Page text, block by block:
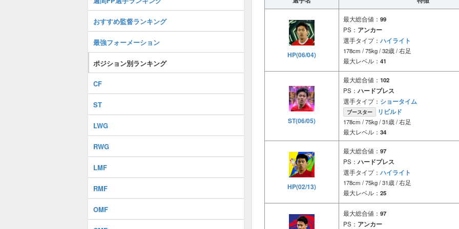
HP(06/04)
最大総合値： 99
PS： アンカー
選手タイプ： ハイライト
178cm / 75kg / 32歳 / 右足
最大レベル： 41
ST(06/05)
最大総合値： 102
PS： ハードプレス
選手タイプ： ショータイム
ブースター リビルド
178cm / 75kg / 31歳 / 右足
最大レベル： 34
HP(02/13)
最大総合値： 97
PS： ハードプレス
選手タイプ： ハイライト
178cm / 75kg / 31歳 / 右足
最大レベル： 25
最大総合値： 97
PS： アンカー
おすすめ監督ランキング
最強フォーメーション
ポジション別ランキング
CF
ST
LWG
RWG
LMF
RMF
OMF